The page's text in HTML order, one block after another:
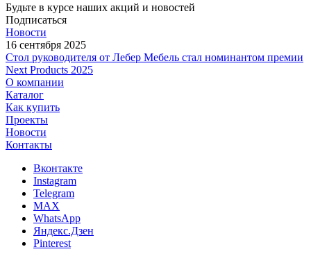
Будьте в курсе наших акций и новостей
Подписаться
Новости
16 сентября 2025
Стол руководителя от Лебер Мебель стал номинантом премии
Next Products 2025
О компании
Каталог
Как купить
Проекты
Новости
Контакты
Вконтакте
Instagram
Telegram
MAX
WhatsApp
Яндекс.Дзен
Pinterest